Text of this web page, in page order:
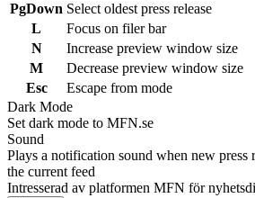
PgDown Select oldest press release
L
Focus on filer bar
N
Increase preview window size
M
Decrease preview window size
Esc
Escape from mode
Dark Mode
Set dark mode to MFN.se
Sound
Plays a notification sound when new press
the current feed
Intresserad av platformen MFN för